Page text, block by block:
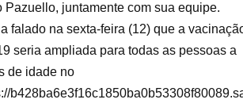
Pazuello, juntamente com sua equipe.
falado na sexta-feira (12) que a
seria ampliada para todas as pessoas a
de idade no